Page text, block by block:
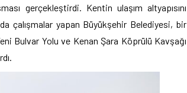
gerçekleştirdi. Kentin ulaşım altyapısını
çalışmalar yapan Büyükşehir Belediyesi, bir
Bulvar Yolu ve Kenan Şara Köprülü Kavşağı